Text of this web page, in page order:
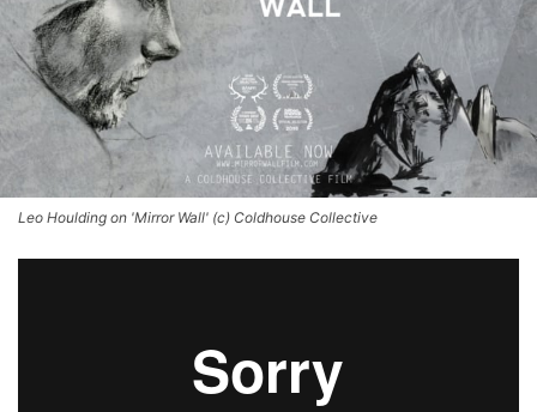
Leo Houlding on 'Mirror Wall' (c) Coldhouse Collective